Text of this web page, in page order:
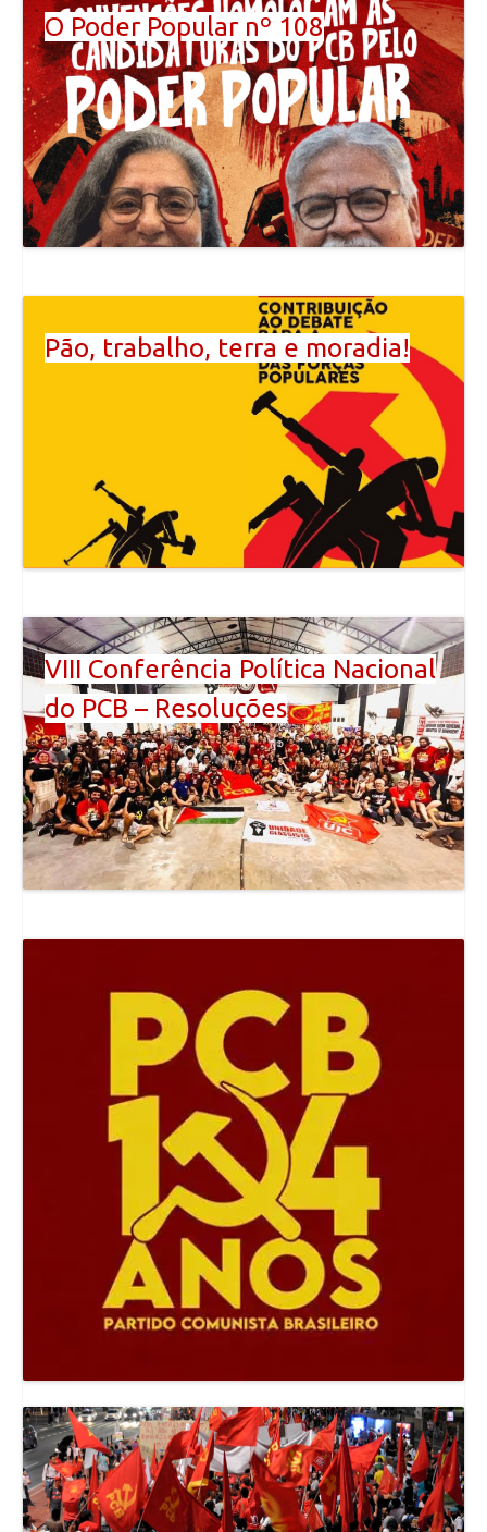
O Poder Popular nº 108
Pão, trabalho, terra e moradia!
VIII Conferência Política Nacional
do PCB – Resoluções